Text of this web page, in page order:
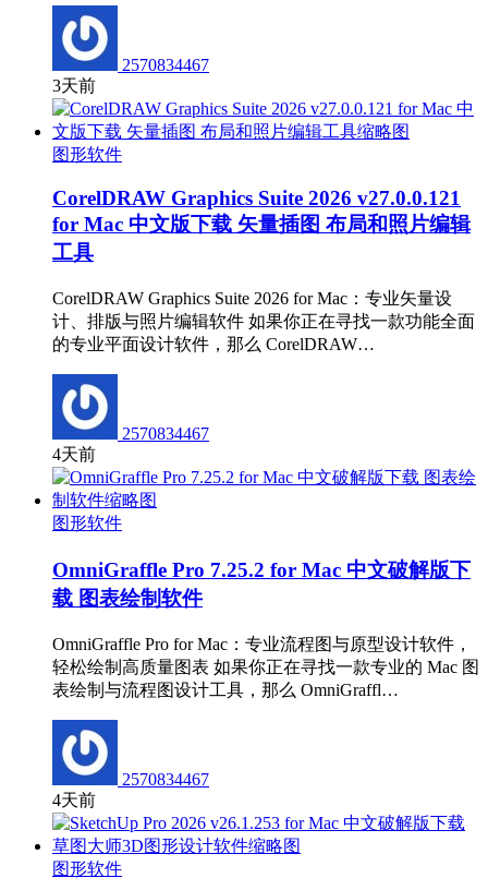
2570834467
3天前
图形软件
CorelDRAW Graphics Suite 2026 v27.0.0.121
for Mac 中文版下载 矢量插图 布局和照片编辑
工具
CorelDRAW Graphics Suite 2026 for Mac：专业矢量设
计、排版与照片编辑软件 如果你正在寻找一款功能全面
的专业平面设计软件，那么 CorelDRAW…
2570834467
4天前
图形软件
OmniGraffle Pro 7.25.2 for Mac 中文破解版下
载 图表绘制软件
OmniGraffle Pro for Mac：专业流程图与原型设计软件，
轻松绘制高质量图表 如果你正在寻找一款专业的 Mac 图
表绘制与流程图设计工具，那么 OmniGraffl…
2570834467
4天前
图形软件